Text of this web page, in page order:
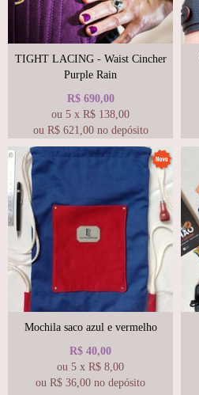
TIGHT LACING - Waist Cincher
Purple Rain
R$ 690,00
ou 5 x R$ 138,00
ou R$ 621,00 no depósito
Mochila saco azul e vermelho
R$ 40,00
ou 5 x R$ 8,00
ou R$ 36,00 no depósito